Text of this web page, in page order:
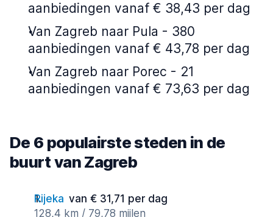
aanbiedingen vanaf € 38,43 per dag
Van Zagreb naar Pula - 380
aanbiedingen vanaf € 43,78 per dag
Van Zagreb naar Porec - 21
aanbiedingen vanaf € 73,63 per dag
De 6 populairste steden in de
buurt van Zagreb
Rijeka van € 31,71 per dag
128,4 km / 79,78 mijlen